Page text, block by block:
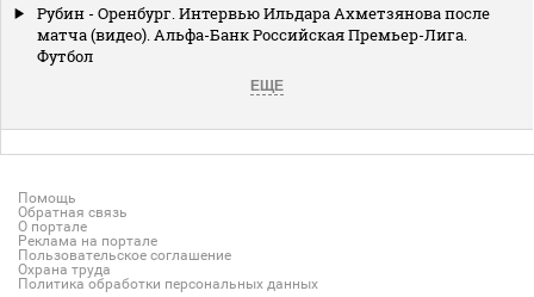
Рубин - Оренбург. Интервью Ильдара Ахметзянова после
матча (видео). Альфа-Банк Российская Премьер-Лига.
Футбол
ЕЩЕ
Помощь
Обратная связь
О портале
Реклама на портале
Пользовательское соглашение
Охрана труда
Политика обработки персональных данных